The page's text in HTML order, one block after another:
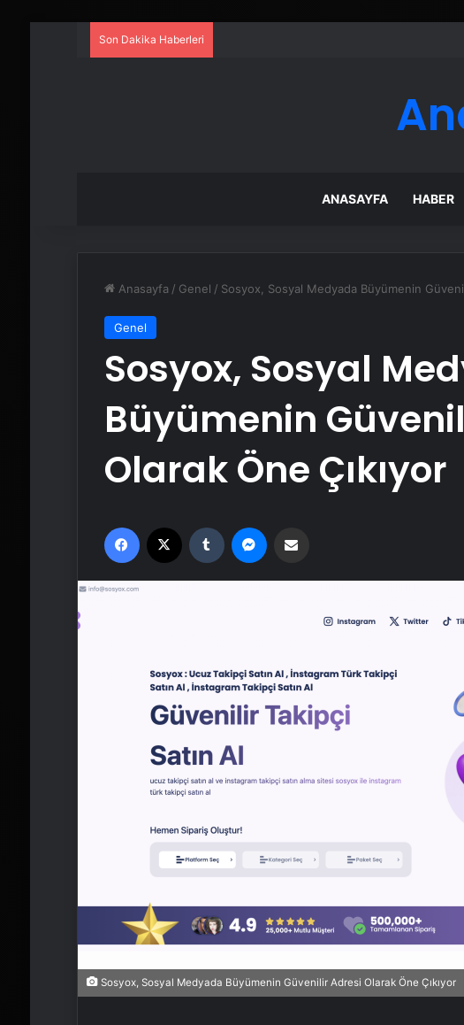
Son Dakika Haberleri
ANASAYFA HABER
Anasayfa / Genel / Sosyox, Sosyal Medyada Büyümenin
Genel
Sosyox, Sosyal
Büyümenin
Olarak Öne Çıkıyor
Facebook Tumblr
Sosyox, Sosyal Medyada Büyümenin Güvenilir Adresi Olarak Öne Çıkıyor